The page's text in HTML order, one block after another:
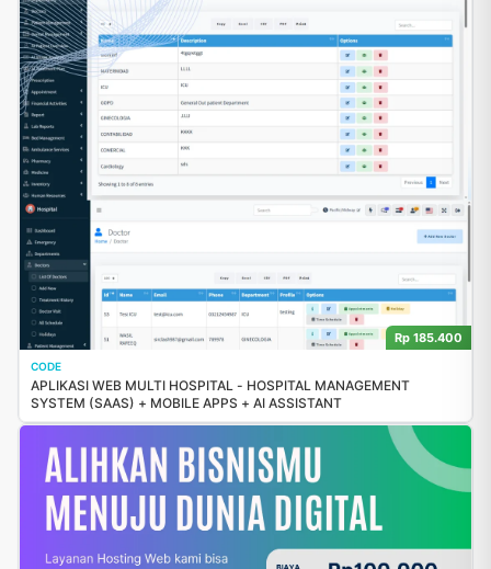
Rp 185.400
CODE
APLIKASI WEB MULTI HOSPITAL - HOSPITAL MANAGEMENT
SYSTEM (SAAS) + MOBILE APPS + AI ASSISTANT